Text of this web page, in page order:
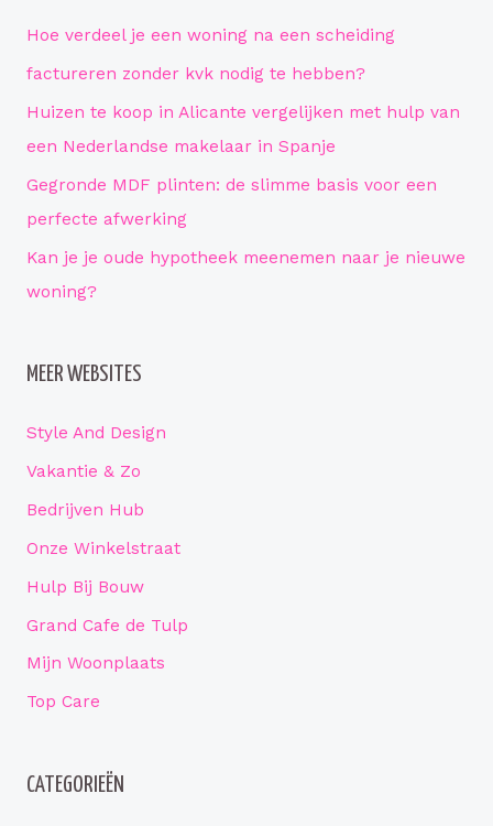
n
n
a
Hoe verdeel je een woning na een scheiding
factureren zonder kvk nodig te hebben?
Huizen te koop in Alicante vergelijken met hulp van
een Nederlandse makelaar in Spanje
Gegronde MDF plinten: de slimme basis voor een
perfecte afwerking
Kan je je oude hypotheek meenemen naar je nieuwe
woning?
MEER WEBSITES
Style And Design
Vakantie & Zo
Bedrijven Hub
Onze Winkelstraat
Hulp Bij Bouw
Grand Cafe de Tulp
Mijn Woonplaats
Top Care
CATEGORIEËN